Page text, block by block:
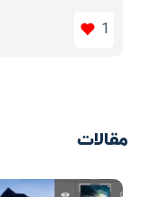
1
مقالات